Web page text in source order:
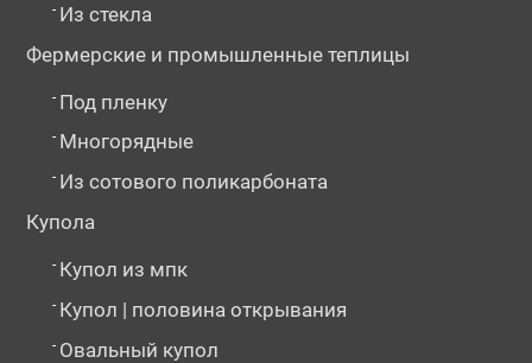
- Из стекла
Фермерские и промышленные теплицы
- Под пленку
- Многорядные
- Из сотового поликарбоната
Купола
- Купол из мпк
- Купол | половина открывания
- Овальный купол